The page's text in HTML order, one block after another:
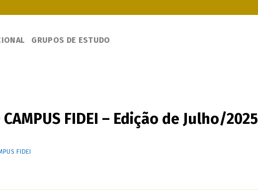
GRUPOS DE ESTUDO
CAMPUS FIDEI – Edição de Julho/2025
FIDEI